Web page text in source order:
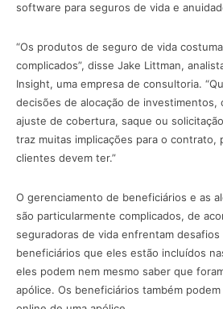
software para seguros de vida e
“Os produtos de seguro de vida
complicados”, disse Jake Littman,
Insight, uma empresa de consultoria.
decisões de alocação de investimentos,
ajuste de cobertura, saque ou
traz muitas implicações para o contrato,
clientes devem ter.”
O gerenciamento de beneficiários e as
são particularmente complicados, de
seguradoras de vida enfrentam desafios
beneficiários que eles estão incluídos
eles podem nem mesmo saber que
apólice. Os beneficiários também